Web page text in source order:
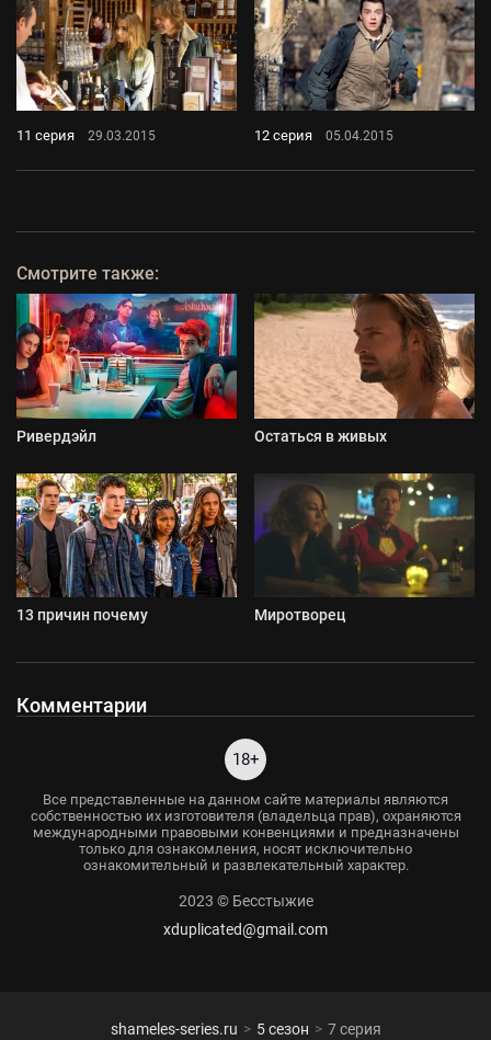
11 серия 29.03.2015 12 серия 05.04.2015
Смотрите также:
Ривердэйл Остаться в живых
13 причин почему Миротворец
Комментарии
18+
Все представленные на данном сайте материалы являются
собственностью их изготовителя (владельца прав), охраняются
международными правовыми конвенциями и предназначены
только для ознакомления, носят исключительно
ознакомительный и развлекательный характер.
2023 © Бесстыжие
xduplicated@gmail.com
shameles-series.ru 5 сезон 7 серия